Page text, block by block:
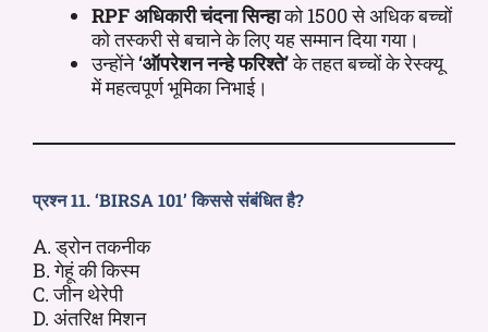
RPF अधिकारी चंदना सिन्हाको 1500 से अधिक बच्चों
को तस्करी से बचाने के लिए यह सम्मान दिया गया।
उन्होंने‘ऑपरेशन नन्हे फरिश्ते’के तहत बच्चों के रेस्क्यू
में महत्वपूर्ण भूमिका निभाई।
प्रश्न 11. ‘BIRSA 101’ किससे संबंधित है?
A. ड्रोन तकनीक
B. गेहूं की किस्म
C. जीन थेरेपी
D. अंतरिक्ष मिशन